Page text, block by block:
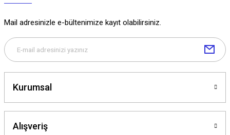
Mail adresinizle e-bültenimize kayıt olabilirsiniz.
Kurumsal
Alışveriş